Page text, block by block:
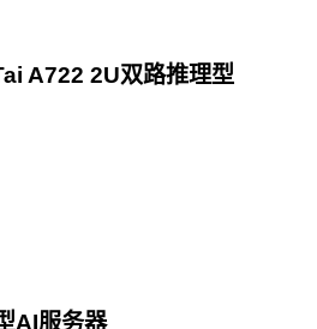
A722 2U双路推理型
AI服务器